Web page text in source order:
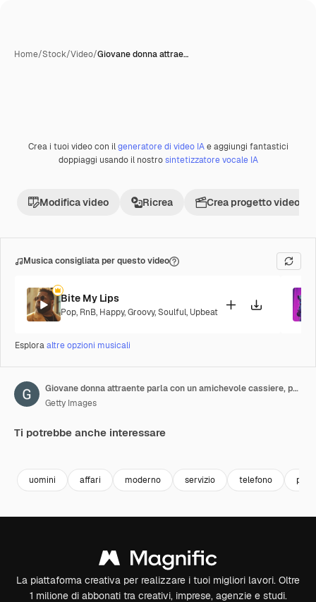
Home/Stock/Video/Giovane donna attrae…
Premium
Crea i tuoi video con ilgeneratore di video IAe aggiungi fantastici
doppiaggi usando il nostrosintetizzatore vocale IA
Modifica video Ricrea Crea progetto video
Musica consigliata per questo video
Bite My Lips
Pop, RnB, Happy,Groovy,Soulful, Upbeat
Esploraaltre opzioni musicali
Giovane donna attraente parla con un amichevole cassiere, paga un caffè da asporto con il cellulare in caffetteria, poi prende il bicchiere e se ne va
Getty Images
Ti potrebbe anche interessare
uomini affari moderno servizio telefono
La piattaforma creativa per realizzare i tuoi migliori lavori. Oltre
1 milione di abbonati tra creativi, imprese, agenzie e studi.